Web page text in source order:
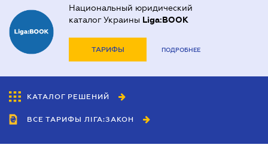
Национальный юридический
каталог Украины Liga:BOOK
ТАРИФЫ ПОДРОБНЕЕ
КАТАЛОГ РЕШЕНИЙ
ВСЕ ТАРИФЫ ЛІГА:ЗАКОН